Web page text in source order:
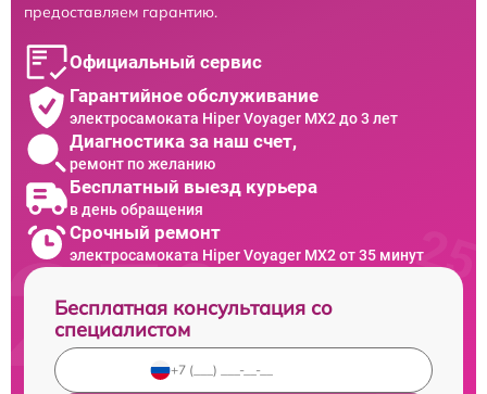
предоставляем гарантию.
Официальный сервис
Гарантийное обслуживание
электросамоката Hiper Voyager MX2 до 3 лет
Диагностика за наш счет,
ремонт по желанию
Бесплатный выезд курьера
в день обращения
Срочный ремонт
электросамоката Hiper Voyager MX2 от 35 минут
Бесплатная консультация со
специалистом